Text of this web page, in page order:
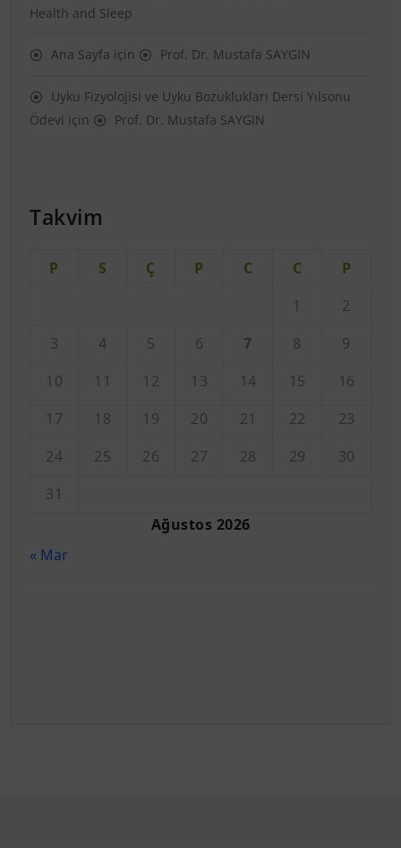
Health and Sleep
Ana Sayfa için Prof. Dr. Mustafa SAYGIN
Uyku Fizyolojisi ve Uyku Bozuklukları Dersi Yılsonu
Ödevi için Prof. Dr. Mustafa SAYGIN
Takvim
Ağustos 2026
P S Ç P C C
P
1
2
3
4 5 6 7 8
9
10
11 12 13 14 15
16
17
18 19 20 21 22
23
24
25 26 27 28 29
30
31
« Mar